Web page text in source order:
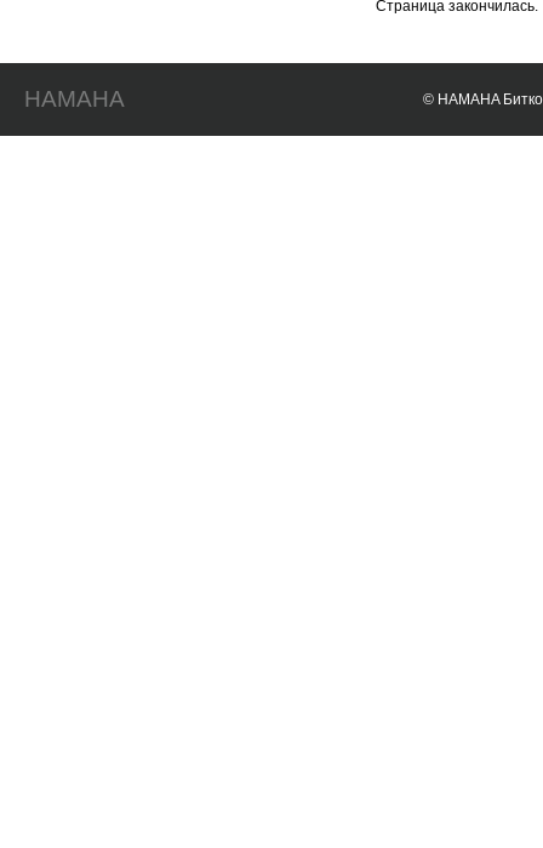
Страница закончилась.
HAMAHA © HAMAHA